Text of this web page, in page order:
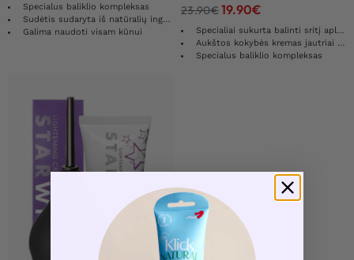
Specialus baliklio kompleksas
Sudėtis sudaryta iš natūralių ingredientų
Galima naudoti visam kūnui
23.90€19.90€
Specialiai sukurta balinti sritį aplink išangę
Aukštos kokybės kremas jautriai odai
Specialus baliklio kompleksas